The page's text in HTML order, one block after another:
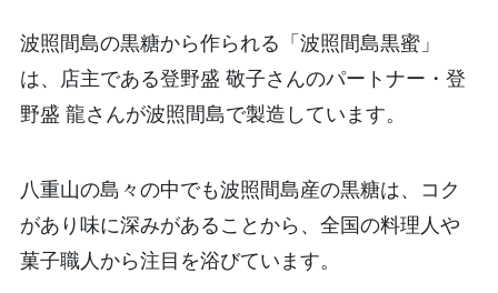
波照間島の黒糖から作られる「波照間島黒蜜」
は、店主である登野盛 敬子さんのパートナー・登
野盛 龍さんが波照間島で製造しています。
八重山の島々の中でも波照間島産の黒糖は、コク
があり味に深みがあることから、全国の料理人や
菓子職人から注目を浴びています。